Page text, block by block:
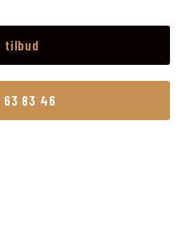
tilbud
63 83 46